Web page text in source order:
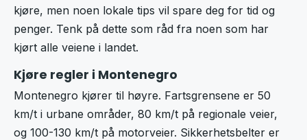
kjøre, men noen lokale tips vil spare deg for tid og
penger. Tenk på dette som råd fra noen som har
kjørt alle veiene i landet.
Kjøre regler i Montenegro
Montenegro kjører til høyre. Fartsgrensene er 50
km/t i urbane områder, 80 km/t på regionale veier,
og 100-130 km/t på motorveier. Sikkerhetsbelter er